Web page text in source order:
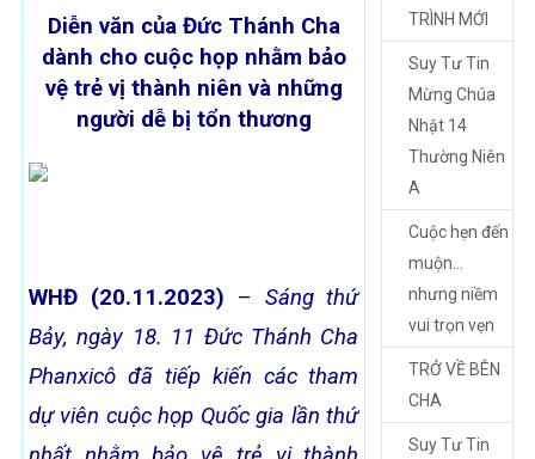
Diễn văn của Đức Thánh Cha
dành cho cuộc họp nhằm bảo
vệ trẻ vị thành niên và những
người dễ bị tổn thương
WHĐ (20.11.2023) – Sáng thứ
Bảy, ngày 18. 11 Đức Thánh Cha
Phanxicô đã tiếp kiến các tham
dự viên cuộc họp Quốc gia lần thứ
TRÌNH MỚI
Suy Tư Tin
Mừng Chúa
Nhật 14
Thường Niên
A
Cuộc hẹn đến
muộn…
nhưng niềm
vui trọn vẹn
TRỞ VỀ BÊN
CHA
Suy Tư Tin